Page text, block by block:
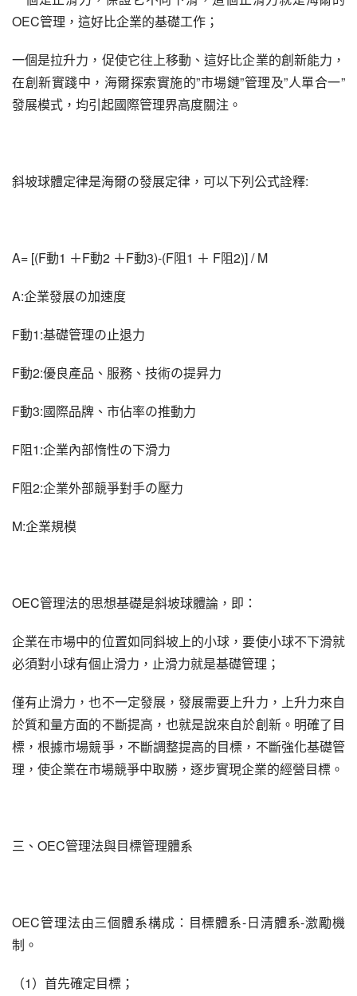
OEC管理，這好比企業的基礎工作；
一個是拉升力，促使它往上移動、這好比企業的創新能力，
在創新實踐中，海爾探索實施的”市場鏈”管理及”人單合一”
發展模式，均引起國際管理界高度關注。
斜坡球體定律是海爾の發展定律，可以下列公式詮釋:
A= [(F動1 ＋F動2 ＋F動3)-(F阻1 ＋ F阻2)] / M
A:企業發展の加速度
F動1:基礎管理の止退力
F動2:優良產品、服務、技術の提昇力
F動3:國際品牌、市佔率の推動力
F阻1:企業內部惰性の下滑力
F阻2:企業外部競爭對手の壓力
M:企業規模
OEC管理法的思想基礎是斜坡球體論，即：
企業在市場中的位置如同斜坡上的小球，要使小球不下滑就
必須對小球有個止滑力，止滑力就是基礎管理；
僅有止滑力，也不一定發展，發展需要上升力，上升力來自
於質和量方面的不斷提高，也就是說來自於創新。明確了目
標，根據市場競爭，不斷調整提高的目標，不斷強化基礎管
理，使企業在市場競爭中取勝，逐步實現企業的經營目標。
三、OEC管理法與目標管理體系
OEC管理法由三個體系構成：目標體系-日清體系-激勵機
制。
（1）首先確定目標；